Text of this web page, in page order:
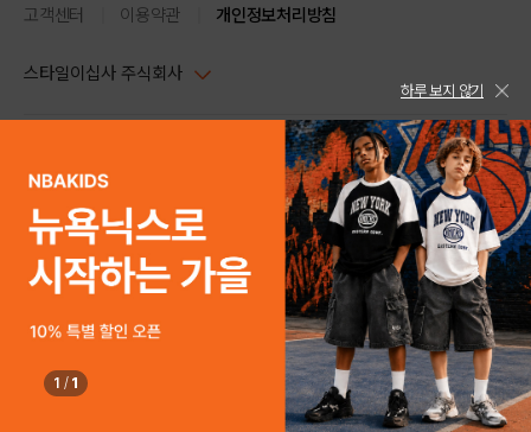
구매하기
고객센터 이용약관 개인정보처리방침
스타일이십사 주식회사
주소 : 서울시 강남구 논현로 633, 6층 (논현동, 한세엠케이빌딩)
사업자등록번호 : 116-81-32499
통신판매업신고번호 : 제 2024-서울강남-04239
호스팅 서비스 : 스타일이십사㈜
고객센터 1544-5336(평일 09:00~ 18:00 토/일/공휴일 휴무)
스타일24 고객센터 1544-5336
평일 09:00~ 18:00 (토/일/공휴일 휴무)
help Email : help@style24.com
COPYRIGHTⓒ2021 STYLE24 ALL RIGHTS RESERVED.
하루 보지 않기
1 / 1